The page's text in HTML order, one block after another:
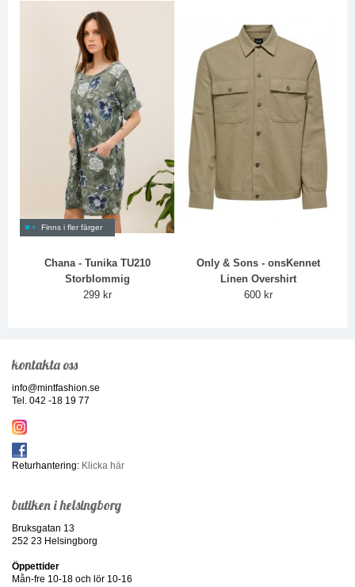
Finns i fler färger
Chana - Tunika TU210
Storblommig
299 kr
Only & Sons - onsKennet
Linen Overshirt
600 kr
kontakta oss
info@mintfashion.se
Tel. 042 -18 19 77
Returhantering: Klicka här
butiken i helsingborg
Bruksgatan 13
252 23 Helsingborg
Öppettider
Mån-fre 10-18 och lör 10-16